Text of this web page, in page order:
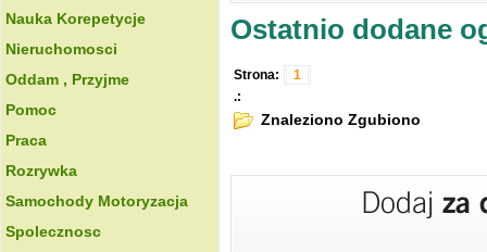
Nauka Korepetycje
Nieruchomosci
Oddam , Przyjme
Pomoc
Praca
Rozrywka
Samochody Motoryzacja
Spolecznosc
Ostatnio dodane
Strona:
1
.:
Znaleziono Zgubiono